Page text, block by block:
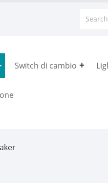
Switch di cambio